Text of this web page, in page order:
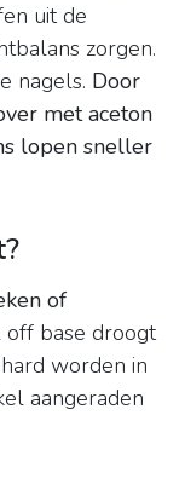
uit de
zorgen.
nagels. Door
met aceton
lopen sneller
of
off base droogt
worden in
aangeraden